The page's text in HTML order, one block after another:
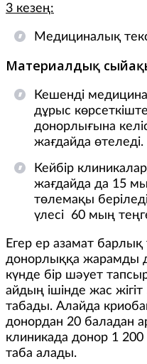
3 кезең:
Медициналық
Материалдық
Кешенді
дұрыс
донорлығына
жағдайда өтеледі.
Кейбiр
жағдайда да 15
төлемақы
үлесі 60 мың
Егер ер азамат барлық
донорлыққа жарамды
күнде бір шәует
айдың ішінде жас
табады. Алайда
донордан 20 баладан
клиникада донор 1 200
таба алады.